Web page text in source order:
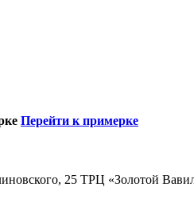
Перейти к примерке
25 ТРЦ «Золотой